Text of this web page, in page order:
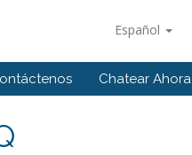
Español
Chatear Ahora